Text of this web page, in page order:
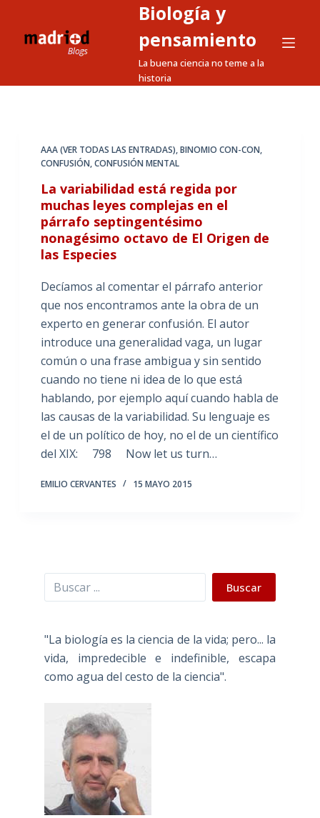
a
Biología y
pensamiento
La buena ciencia no teme a la
historia
AAA (VER TODAS LAS ENTRADAS),BINOMIO CON-CON,
CONFUSIÓN,CONFUSIÓN MENTAL
La variabilidad está regida por
muchas leyes complejas en el
párrafo septingentésimo
nonagésimo octavo de El Origen de
las Especies
Decíamos al comentar el párrafo anterior
que nos encontramos ante la obra de un
experto en generar confusión. El autor
introduce una generalidad vaga, un lugar
común o una frase ambigua y sin sentido
cuando no tiene ni idea de lo que está
hablando, por ejemplo aquí cuando habla de
las causas de la variabilidad. Su lenguaje es
el de un político de hoy, no el de un científico
del XIX: 798 Now let us turn…
EMILIO CERVANTES 15 MAYO 2015
Buscar Buscar
"La biología es la ciencia de la vida; pero... la
vida, impredecible e indefinible, escapa
como agua del cesto de la ciencia".